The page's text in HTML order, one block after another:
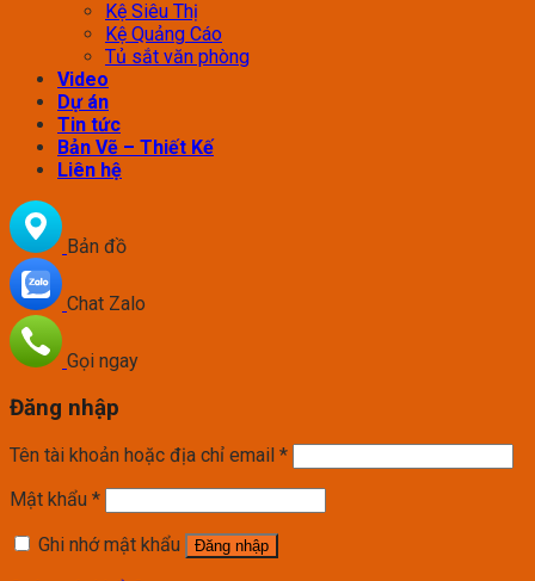
Kệ Siêu Thị
Kệ Quảng Cáo
Tủ sắt văn phòng
Video
Dự án
Tin tức
Bản Vẽ – Thiết Kế
Liên hệ
Bản đồ
Chat Zalo
Gọi ngay
Đăng nhập
Tên tài khoản hoặc địa chỉ email *
Mật khẩu *
Ghi nhớ mật khẩu
Đăng nhập